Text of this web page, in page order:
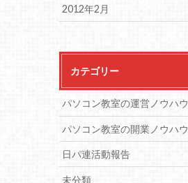
2012年2月
カテゴリー
パソコン教室の運営ノウハウ
パソコン教室の開業ノウハウ
日パ連活動報告
未分類